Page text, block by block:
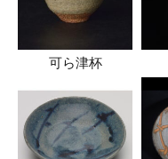
可ら津杯